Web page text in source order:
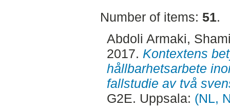
Number of items: 51.
Abdoli Armaki,
2017. Kontextens
hållbarhetsarbete
fallstudie av två
G2E. Uppsala: (NL,